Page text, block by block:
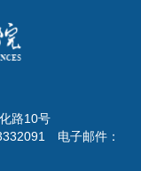
路10号
电子邮件：